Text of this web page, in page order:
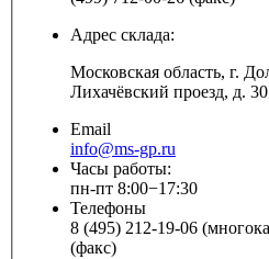
Адрес склада:
Московская область, г.
Лихачёвский проезд, д. 30
Email
info@ms-gp.ru
Часы работы:
пн-пт 8:00−17:30
Телефоны
8 (495) 212-19-06 (многоканальный)
(факс)